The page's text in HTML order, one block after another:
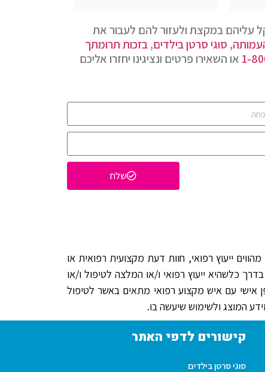
עליהם במקצת ולעזור להם לעבור את
, סוגי סרטן בילדים,בזכות תרומתך
1- או השאירו פרטים ונציגינו יחזרו אליכם
שלח
ייעוץ רפואי, חוות דעת מקצועית רפואית או
כלשהיא ייעוץ רפואי ו/או המלצה לטיפול ו/או
אישי עם איש מקצוע רפואי מתאים באשר לטיפול
המוצג ולשימוש שיעשה בו.
קישורים לדפי האתר
סוגי סרטן בילדים